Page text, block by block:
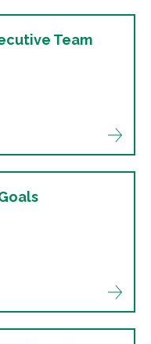
Team